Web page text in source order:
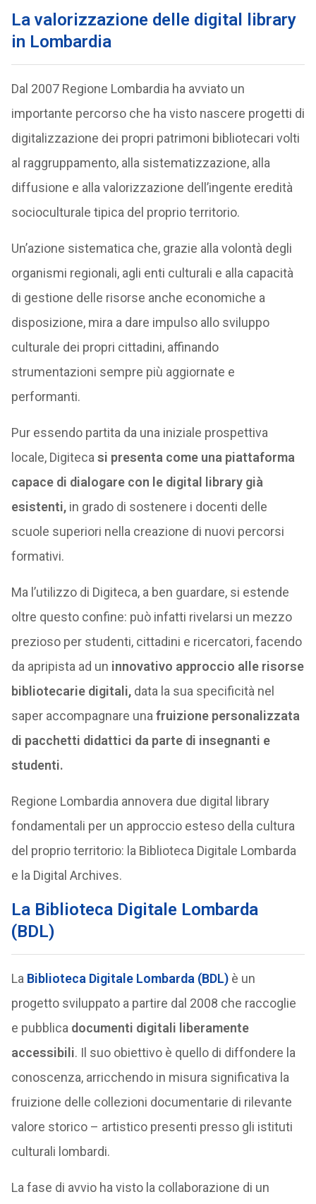
La valorizzazione delle digital library
in Lombardia
Dal 2007 Regione Lombardia ha avviato un
importante percorso che ha visto nascere progetti di
digitalizzazione dei propri patrimoni bibliotecari volti
al raggruppamento, alla sistematizzazione, alla
diffusione e alla valorizzazione dell’ingente eredità
socioculturale tipica del proprio territorio.
Un’azione sistematica che, grazie alla volontà degli
organismi regionali, agli enti culturali e alla capacità
di gestione delle risorse anche economiche a
disposizione, mira a dare impulso allo sviluppo
culturale dei propri cittadini, affinando
strumentazioni sempre più aggiornate e
performanti.
Pur essendo partita da una iniziale prospettiva
locale, Digiteca si presenta come una piattaforma
capace di dialogare con le digital library già
esistenti,in grado di sostenere i docenti delle
scuole superiori nella creazione di nuovi percorsi
formativi.
Ma l’utilizzo di Digiteca, a ben guardare, si estende
oltre questo confine: può infatti rivelarsi un mezzo
prezioso per studenti, cittadini e ricercatori, facendo
da apripista ad un innovativo approccio alle risorse
bibliotecarie digitali, data la sua specificità nel
saper accompagnare una fruizione personalizzata
di pacchetti didattici da parte di insegnanti e
studenti.
Regione Lombardia annovera due digital library
fondamentali per un approccio esteso della cultura
del proprio territorio: la Biblioteca Digitale Lombarda
e la Digital Archives.
La Biblioteca Digitale Lombarda
(BDL)
La Biblioteca Digitale Lombarda (BDL)è un
progetto sviluppato a partire dal 2008 che raccoglie
e pubblica documenti digitali liberamente
accessibili. Il suo obiettivo è quello di diffondere la
conoscenza, arricchendo in misura significativa la
fruizione delle collezioni documentarie di rilevante
valore storico – artistico presenti presso gli istituti
culturali lombardi.
La fase di avvio ha visto la collaborazione di un